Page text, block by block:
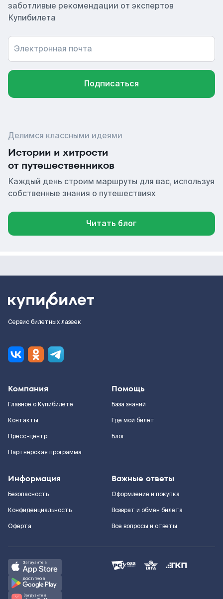
заботливые рекомендации от экспертов
Купибилета
Электронная почта
Подписаться
Делимся классными идеями
Истории и хитрости
от путешественников
Каждый день строим маршруты для вас, используя
собственные знания о путешествиях
Читать блог
Сервис билетных лазеек
Компания
Главное о Купибилете
Контакты
Пресс-центр
Партнерская программа
Помощь
База знаний
Где мой билет
Блог
Информация
Безопасность
Конфиденциальность
Оферта
Важные ответы
Оформление и покупка
Возврат и обмен билета
Все вопросы и ответы